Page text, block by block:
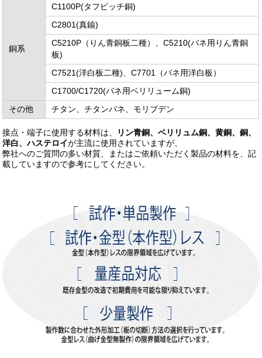
銅系
C1100P(タフピッチ銅)
C2801(真鍮)
C5210P（りん青銅板二種）、C5210(バネ用りん青銅
板)
C7521(洋白板二種)、C7701（バネ用洋白板）
C1700/C1720(バネ用ベリリューム銅)
その他 チタン、チタンバネ、モリブデン
接点・端子に使用する材料は、
リン青銅、ベリリュム銅、黄銅、銅、
洋白、ハステロイが主流に使用されていますが、
弊社へのご質問の多い材質、またはご依頼いただく製品の材料を、記
載していますので参考にしてください。